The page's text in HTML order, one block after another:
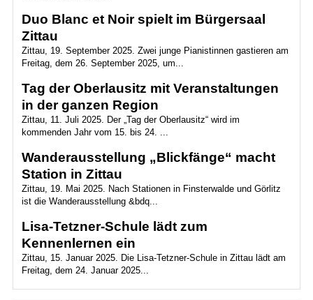
Duo Blanc et Noir spielt im Bürgersaal
Zittau
Zittau, 19. September 2025. Zwei junge Pianistinnen gastieren am
Freitag, dem 26. September 2025, um...
Tag der Oberlausitz mit Veranstaltungen
in der ganzen Region
Zittau, 11. Juli 2025. Der „Tag der Oberlausitz“ wird im
kommenden Jahr vom 15. bis 24. ...
Wanderausstellung „Blickfänge“ macht
Station in Zittau
Zittau, 19. Mai 2025. Nach Stationen in Finsterwalde und Görlitz
ist die Wanderausstellung &bdq...
Lisa-Tetzner-Schule lädt zum
Kennenlernen ein
Zittau, 15. Januar 2025. Die Lisa-Tetzner-Schule in Zittau lädt am
Freitag, dem 24. Januar 2025...